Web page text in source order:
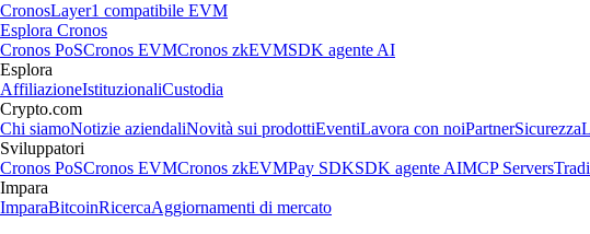
CronosLayer1 compatibile EVM
Esplora Cronos
Cronos PoSCronos EVMCronos zkEVMSDK agente AI
Esplora
AffiliazioneIstituzionaliCustodia
Crypto.com
Chi siamoNotizie aziendaliNovità sui prodottiEventiLavora con noiPartnerSicurezza
Sviluppatori
Cronos PoSCronos EVMCronos zkEVMPay SDKSDK agente AIMCP Servers
Impara
ImparaBitcoinRicercaAggiornamenti di mercato